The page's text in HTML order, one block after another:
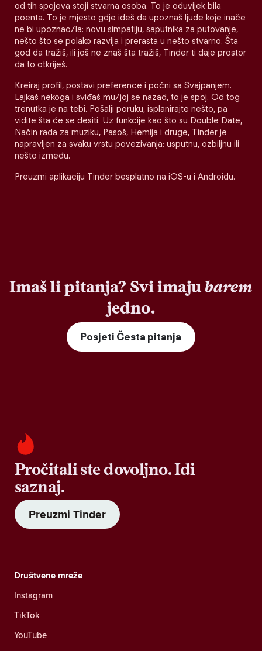
od tih spojeva stoji stvarna osoba. To je oduvijek bila
poenta. To je mjesto gdje ideš da upoznaš ljude koje inače
ne bi upoznao/la: novu simpatiju, saputnika za putovanje,
nešto što se polako razvija i prerasta u nešto stvarno. Šta
god da tražiš, ili još ne znaš šta tražiš, Tinder ti daje prostor
da to otkriješ.
Kreiraj profil, postavi preference i počni sa Svajpanjem.
Lajkaš nekoga i sviđaš mu/joj se nazad, to je spoj. Od tog
trenutka je na tebi. Pošalji poruku, isplanirajte nešto, pa
vidite šta će se desiti. Uz funkcije kao što su Double Date,
Način rada za muziku, Pasoš, Hemija i druge, Tinder je
napravljen za svaku vrstu povezivanja: usputnu, ozbiljnu ili
nešto između.
Preuzmi aplikaciju Tinder besplatno na iOS-u i Androidu.
Imaš li pitanja? Svi imaju barem
jedno.
Posjeti Česta pitanja
Pročitali ste dovoljno. Idi
saznaj.
Preuzmi Tinder
Društvene mreže
Instagram
TikTok
YouTube